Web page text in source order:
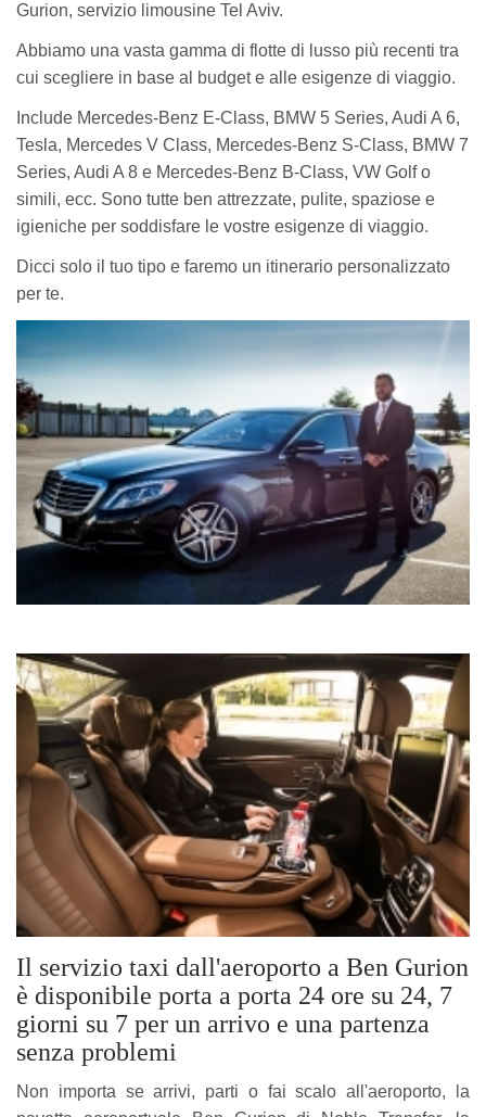
Gurion, servizio limousine Tel Aviv.
Abbiamo una vasta gamma di flotte di lusso più recenti tra
cui scegliere in base al budget e alle esigenze di viaggio.
Include Mercedes-Benz E-Class, BMW 5 Series, Audi A 6,
Tesla, Mercedes V Class, Mercedes-Benz S-Class, BMW 7
Series, Audi A 8 e Mercedes-Benz B-Class, VW Golf o
simili, ecc. Sono tutte ben attrezzate, pulite, spaziose e
igieniche per soddisfare le vostre esigenze di viaggio.
Dicci solo il tuo tipo e faremo un itinerario personalizzato
per te.
Il servizio taxi dall'aeroporto a Ben Gurion
è disponibile porta a porta 24 ore su 24, 7
giorni su 7 per un arrivo e una partenza
senza problemi
Non importa se arrivi, parti o fai scalo all'aeroporto, la